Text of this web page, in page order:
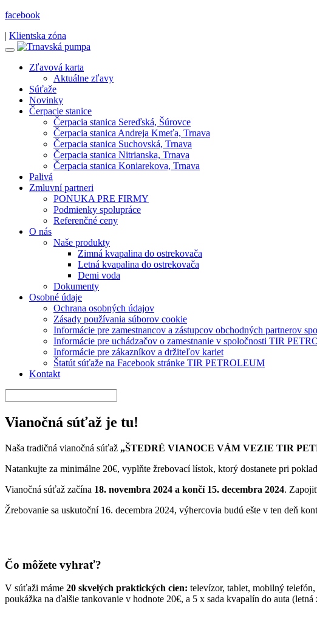
facebook
| Klientska zóna
Zľavová karta
Aktuálne zľavy
Súťaže
Novinky
Čerpacie stanice
Čerpacia stanica Sereďská, Šúrovce
Čerpacia stanica Andreja Kmeťa, Trnava
Čerpacia stanica Suchovská, Trnava
Čerpacia stanica Nitrianska, Trnava
Čerpacia stanica Koniarekova, Trnava
Palivá
Zmluvní partneri
PONUKA PRE FIRMY
Podmienky spolupráce
Referenčné ceny
O nás
Naše produkty
Zimná kvapalina do ostrekovača
Letná kvapalina do ostrekovača
Demi voda
Dokumenty
Osobné údaje
Ochrana osobných údajov
Zásady používania súborov cookie
Informácie pre zamestnancov a zástupcov obchodných partnerov
Informácie pre uchádzačov o zamestnanie v spoločnosti TIR
Informácie pre zákazníkov a držiteľov kariet
Štatút súťaže na Facebook stránke TIR PETROLEUM
Kontakt
Vianočná súťaž je tu!
Naša tradičná vianočná súťaž „ŠTEDRÉ VIANOCE VÁM VEZIE TIR
Natankujte za minimálne 20€, vyplňte žrebovací lístok, ktorý dostanete pri
Vianočná súťaž začína 18. novembra 2024 a končí 15. decembra 2024.
Žrebovanie sa uskutoční 16. decembra 2024, výhercovia budú ešte v ten deň
Čo môžete vyhrať?
V súťaži máme 20 skvelých praktických cien: televízor, tablet, mobilný
poukážka na ďalšie tankovanie v hodnote 20€, a 5 x sada kvapalín do auta (letná